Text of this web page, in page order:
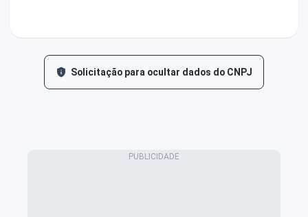
Solicitação para ocultar dados do CNPJ